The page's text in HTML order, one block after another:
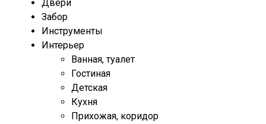
Двери
Забор
Инструменты
Интерьер
Ванная, туалет
Гостиная
Детская
Кухня
Прихожая, коридор